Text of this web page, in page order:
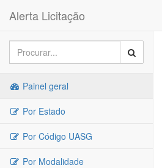
Alerta Licitação
Painel geral
Por Estado
Por Código UASG
Por Modalidade